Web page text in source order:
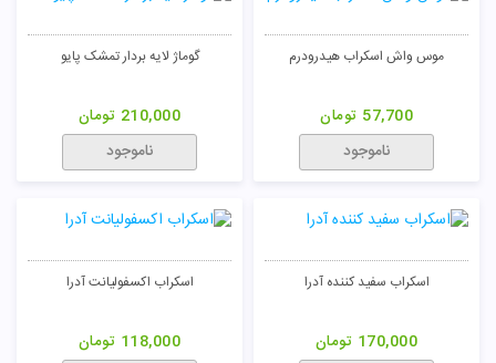
موس واش اسکراب هیدرودرم
57,700 تومان
ناموجود
گوماژ لایه بردار تمشک پایو
210,000 تومان
ناموجود
اسکراب سفید کننده آدرا
170,000 تومان
اسکراب اکسفولیانت آدرا
118,000 تومان